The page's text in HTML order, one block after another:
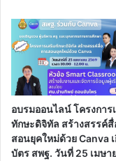
อบรมออนไลน์ โครงการ
ทักษะดิจิทัล สร้างสรรค์สื่
สอนยุคใหม่ด้วย Canva
บัตร สพฐ. วันที่ 25 เมษา